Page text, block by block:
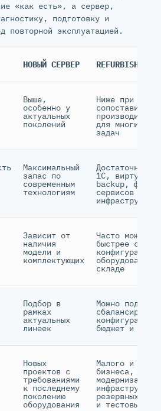
«как есть», а сервер,
подготовку и
повторной эксплуатацией.
НОВЫЙ СЕРВЕР REFURBISHED
Выше,
особенно у
актуальных
поколений
Ниже при
сопоставимой
для многих
задач
Максимальный
запас по
современным
технологиям
Достаточная
1С,
backup,
сервисов и
Зависит от
наличия
модели и
комплектующих
Часто можно
быстрее
конфигурацию
оборудования
складе
Подбор в
рамках
актуальных
линеек
Можно
конфигурацию
бюджет и
Новых
проектов с
требованиями
к последнему
поколению
оборудования
Малого и
бизнеса,
модернизации
резервных
и тестовых